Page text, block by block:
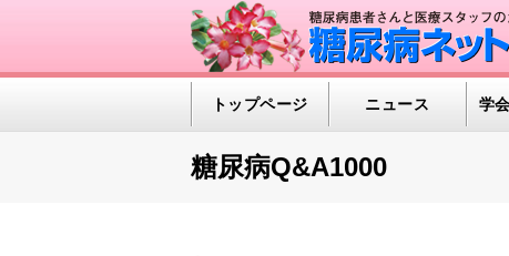
トップページ ニュース 学
糖尿病Q&A1000